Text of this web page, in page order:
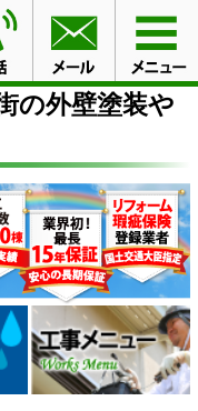
外壁塗装やさん千葉
の外壁塗装や